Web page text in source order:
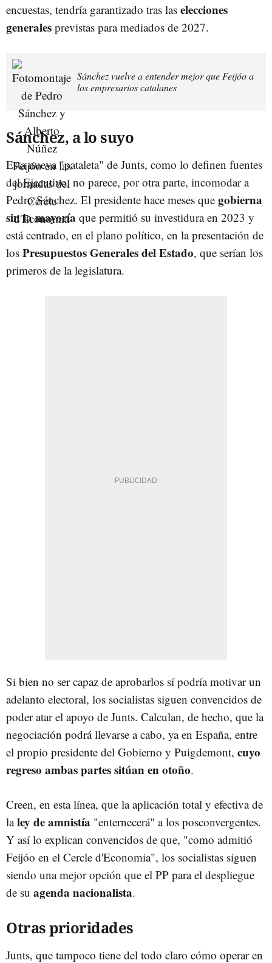
encuestas, tendría garantizado tras las elecciones
generales previstas para mediados de 2027.
Sánchez vuelve a entender mejor que Feijóo a
los empresarios catalanes
Sánchez, a lo suyo
Esta nueva "pataleta" de Junts, como lo definen fuentes
del Ejecutivo, no parece, por otra parte, incomodar a
Pedro Sánchez. El presidente hace meses que gobierna
sin la mayoría que permitió su investidura en 2023 y
está centrado, en el plano político, en la presentación de
los Presupuestos Generales del Estado, que serían los
primeros de la legislatura.
Si bien no ser capaz de aprobarlos sí podría motivar un
adelanto electoral, los socialistas siguen convencidos de
poder atar el apoyo de Junts. Calculan, de hecho, que la
negociación podrá llevarse a cabo, ya en España, entre
el propio presidente del Gobierno y Puigdemont, cuyo
regreso ambas partes sitúan en otoño.
Creen, en esta línea, que la aplicación total y efectiva de
laley de amnistía "enternecerá" a los posconvergentes.
Y así lo explican convencidos de que, "como admitió
Feijóo en el Cercle d'Economia", los socialistas siguen
siendo una mejor opción que el PP para el despliegue
de su agenda nacionalista.
Otras prioridades
Junts, que tampoco tiene del todo claro cómo operar en